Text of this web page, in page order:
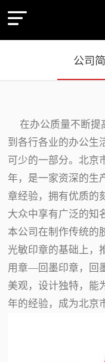
公司
在办公质量不断提
到各行各业的办公生
可少的一部分。北京
年，是一家资深的生
章经验，拥有优质的
大众中享有广泛的知
本公司在制作传统的
光敏印章的基础上，
用章—回墨印章，回
美观，设计独特，能
年的经验，成为北京